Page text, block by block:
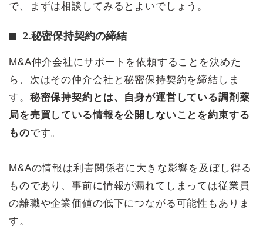
で、まずは相談してみるとよいでしょう。
2.秘密保持契約の締結
M&A仲介会社にサポートを依頼することを決めた
ら、次はその仲介会社と秘密保持契約を締結しま
す。 秘密保持契約とは、自身が運営している調剤薬
局を売買している情報を公開しないことを約束する
ものです。
M&Aの情報は利害関係者に大きな影響を及ぼし得る
ものであり、事前に情報が漏れてしまっては従業員
の離職や企業価値の低下につながる可能性もありま
す。